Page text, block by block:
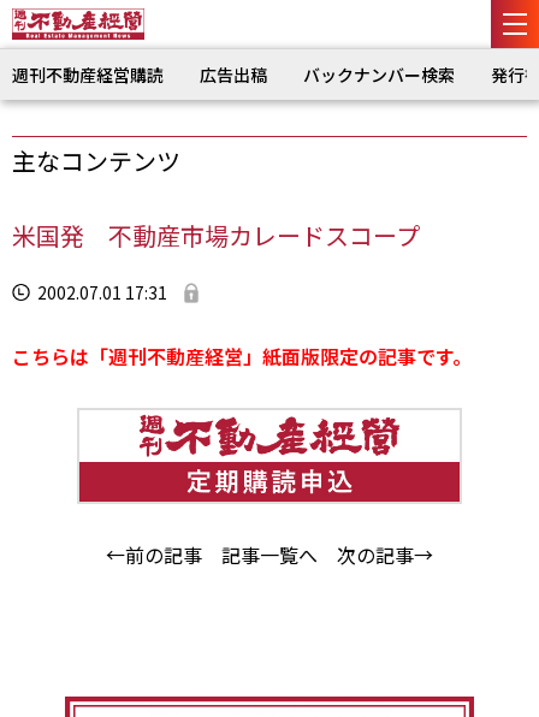
週刊不動産経営購読 広告出稿 バックナンバー検索 発行
主なコンテンツ
米国発 不動産市場カレードスコープ
2002.07.01 17:31
こちらは「週刊不動産経営」紙面版限定の記事です。
←前の記事 記事一覧へ 次の記事→